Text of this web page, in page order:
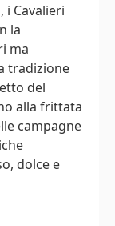
i Cavalieri
la
ma
tradizione
del
alla frittata
campagne
dolce e